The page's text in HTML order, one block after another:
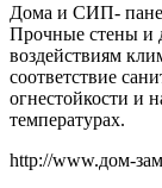
Дома и СИП-
Прочные стены и
воздействиям
соответствие
огнестойкости и
температурах.
http://www.дом-